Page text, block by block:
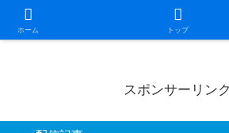
ホーム トップ
日本第一！ニュース録
スポンサーリンク